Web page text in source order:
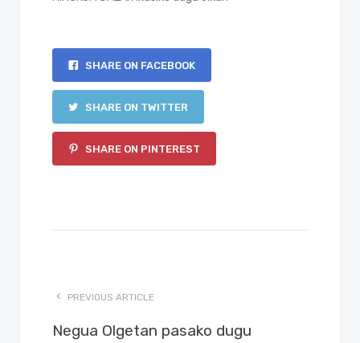
SHARE ON FACEBOOK
SHARE ON TWITTER
SHARE ON PINTEREST
PREVIOUS ARTICLE
Negua Olgetan pasako dugu